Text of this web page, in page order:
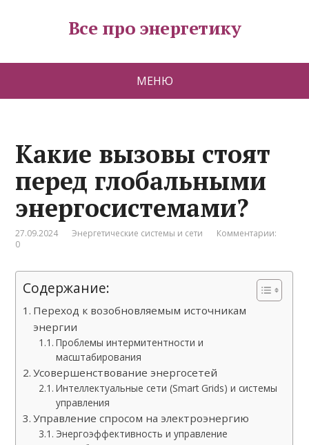
Все про энергетику
МЕНЮ
Какие вызовы стоят
перед глобальными
энергосистемами?
27.09.2024 Энергетические системы и сети
Комментарии:
0
Содержание:
Переход к возобновляемым источникам
энергии
Проблемы интермитентности и
масштабирования
Усовершенствование энергосетей
Интеллектуальные сети (Smart Grids) и системы
управления
Управление спросом на электроэнергию
Энергоэффективность и управление